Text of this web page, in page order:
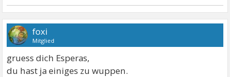
foxi
Mitglied
gruess dich Esperas,
du hast ja einiges zu wuppen.